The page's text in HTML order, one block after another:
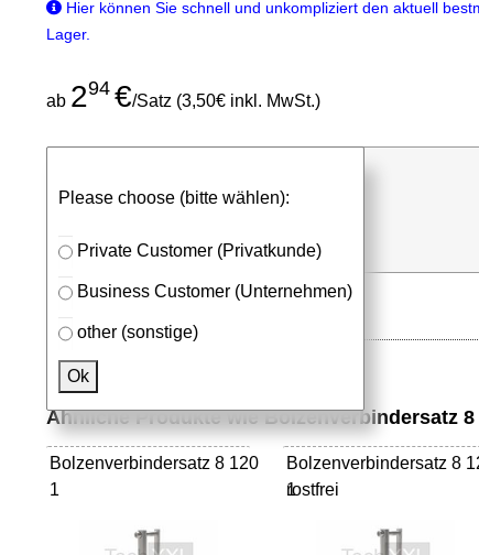
Hier können Sie schnell und unkompliziert den aktuell
Lager.
ab 294 €/Satz (3,50€ inkl. MwSt.)
Please choose (bitte wählen):
Private Customer (Privatkunde)
Business Customer (Unternehmen)
other (sonstige)
Ok
⮮
Satz in Anfrageliste
Ähnliche Produkte wie Bolzenverbindersatz 8
Bolzenverbindersatz 8 120
1
Bolzenverbindersatz 8
rostfrei
1